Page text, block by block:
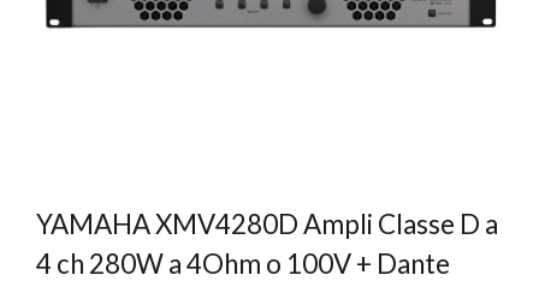
YAMAHA XMV4280D Ampli Classe D a
4 ch 280W a 4Ohm o 100V + Dante